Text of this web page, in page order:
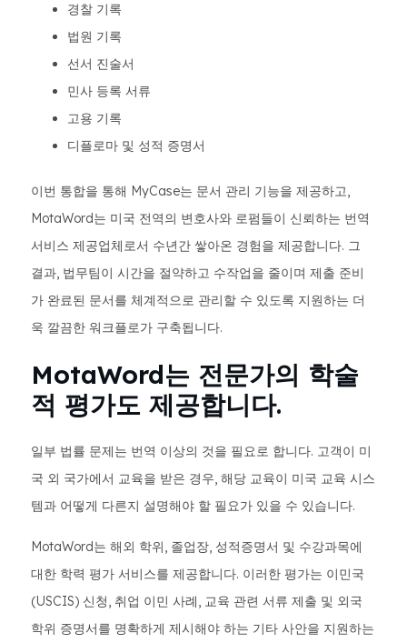
경찰 기록
법원 기록
선서 진술서
민사 등록 서류
고용 기록
디플로마 및 성적 증명서
이번 통합을 통해 MyCase는 문서 관리 기능을 제공하고,
MotaWord는 미국 전역의 변호사와 로펌들이 신뢰하는 번역
서비스 제공업체로서 수년간 쌓아온 경험을 제공합니다. 그
결과, 법무팀이 시간을 절약하고 수작업을 줄이며 제출 준비
가 완료된 문서를 체계적으로 관리할 수 있도록 지원하는 더
욱 깔끔한 워크플로가 구축됩니다.
MotaWord는 전문가의 학술
적 평가도 제공합니다.
일부 법률 문제는 번역 이상의 것을 필요로 합니다. 고객이 미
국 외 국가에서 교육을 받은 경우, 해당 교육이 미국 교육 시스
템과 어떻게 다른지 설명해야 할 필요가 있을 수 있습니다.
MotaWord는 해외 학위, 졸업장, 성적증명서 및 수강과목에
대한 학력 평가 서비스를 제공합니다. 이러한 평가는 이민국
(USCIS) 신청, 취업 이민 사례, 교육 관련 서류 제출 및 외국
학위 증명서를 명확하게 제시해야 하는 기타 사안을 지원하는